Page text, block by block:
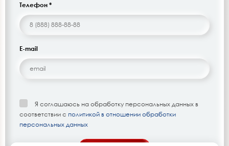
Телефон *
E-mail
Я соглашаюсь на обработку персональных данных в
соответствии с политикой в отношении обработки
персональных данных